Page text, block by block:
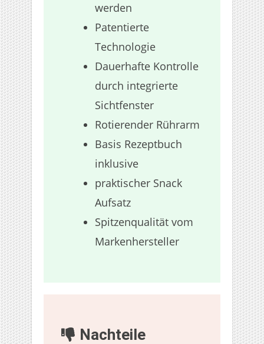
werden
Patentierte
Technologie
Dauerhafte Kontrolle
durch integrierte
Sichtfenster
Rotierender Rührarm
Basis Rezeptbuch
inklusive
praktischer Snack
Aufsatz
Spitzenqualität vom
Markenhersteller
Nachteile